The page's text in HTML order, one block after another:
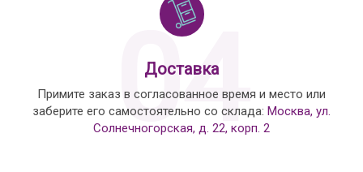
04
Доставка
Примите заказ в согласованное время и место или
заберите его самостоятельно со склада: Москва, ул.
Солнечногорская, д. 22, корп. 2